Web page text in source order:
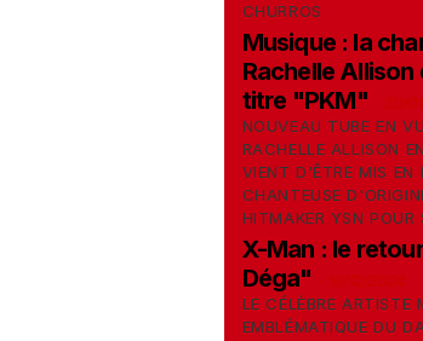
CHURROS
Musique : la
Rachelle
titre "PKM"
NOUVEAU TUBE EN
RACHELLE ALLISON
VIENT D'ÊTRE MIS EN
CHANTEUSE
HITMAKER YSN
X-Man : le
Déga"
LE CÉLÈBRE
EMBLÉMATIQUE DU